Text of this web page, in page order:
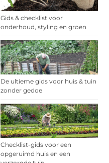
Gids & checklist voor
onderhoud, styling en groen
De ultieme gids voor huis & tuin
zonder gedoe
Checklist-gids voor een
opgeruimd huis en een